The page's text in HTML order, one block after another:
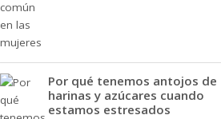
Por qué tenemos antojos de
harinas y azúcares cuando
estamos estresados